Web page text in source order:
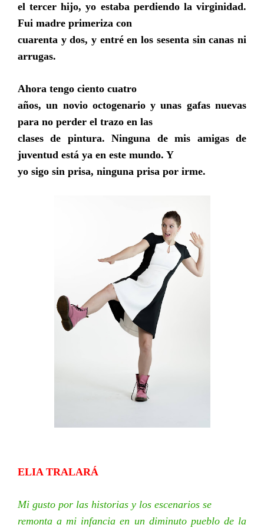
el tercer hijo, yo estaba perdiendo la virginidad.
Fui madre primeriza con
cuarenta y dos, y entré en los sesenta sin canas ni
arrugas.
Ahora tengo ciento cuatro
años, un novio octogenario y unas gafas nuevas
para no perder el trazo en las
clases de pintura. Ninguna de mis amigas de
juventud está ya en este mundo. Y
yo sigo sin prisa, ninguna prisa por irme.
ELIA TRALARÁ
Mi gusto por las historias y los escenarios se
remonta a mi infancia en un diminuto pueblo de la